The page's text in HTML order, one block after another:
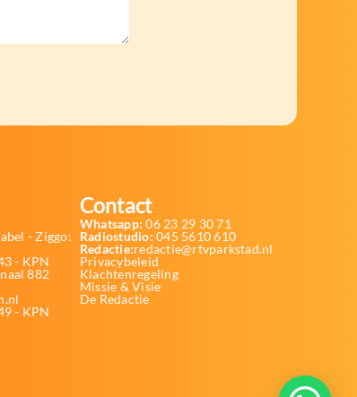
- Ziggo:
- KPN
882
- KPN
Contact
Whatsapp: 06 23 29 30 71
Radiostudio: 045 5610 610
Redactie:redactie@rtvparkstad.nl
Privacybeleid
Klachtenregeling
Missie & Visie
De Redactie